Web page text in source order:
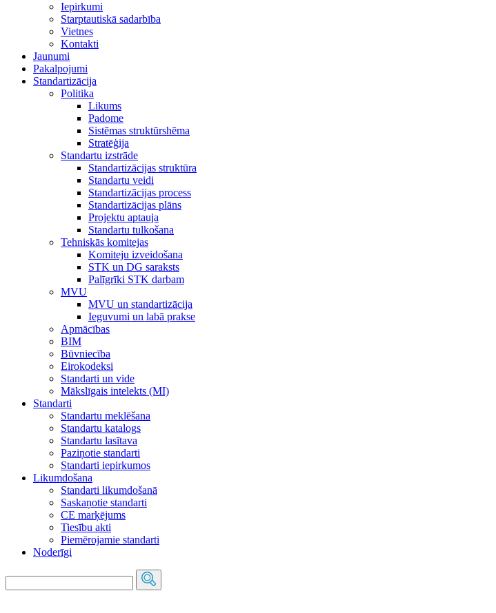
Iepirkumi
Starptautiskā sadarbība
Vietnes
Kontakti
Jaunumi
Pakalpojumi
Standartizācija
Politika
Likums
Padome
Sistēmas struktūrshēma
Stratēģija
Standartu izstrāde
Standartizācijas struktūra
Standartu veidi
Standartizācijas process
Standartizācijas plāns
Projektu aptauja
Standartu tulkošana
Tehniskās komitejas
Komiteju izveidošana
STK un DG saraksts
Palīgrīki STK darbam
MVU
MVU un standartizācija
Ieguvumi un labā prakse
Apmācības
BIM
Būvniecība
Eirokodeksi
Standarti un vide
Mākslīgais intelekts (MI)
Standarti
Standartu meklēšana
Standartu katalogs
Standartu lasītava
Paziņotie standarti
Standarti iepirkumos
Likumdošana
Standarti likumdošanā
Saskaņotie standarti
CE marķējums
Tiesību akti
Piemērojamie standarti
Noderīgi